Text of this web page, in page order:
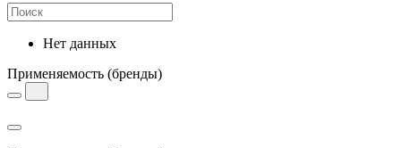
Нет данных
Применяемость (бренды)